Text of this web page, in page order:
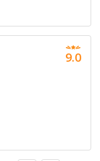
9.0